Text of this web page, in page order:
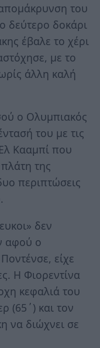
του
δεύτερο δοκάρι
έβαλε το χέρι
με το
άλλη καλή
ο Ολυμπιακός
του με τις
Κααμπί που
της
περιπτώσεις
δεν
αφού ο
είχε
Η Φιορεντίνα
κεφαλιά του
(65΄) και τον
να διώχνει σε